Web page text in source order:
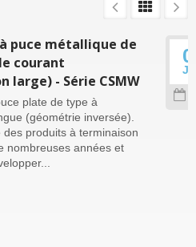
puce métallique de
courant
large) - Série CSMW
plate de type à
(géométrie inversée).
des produits à terminaison
nombreuses années et